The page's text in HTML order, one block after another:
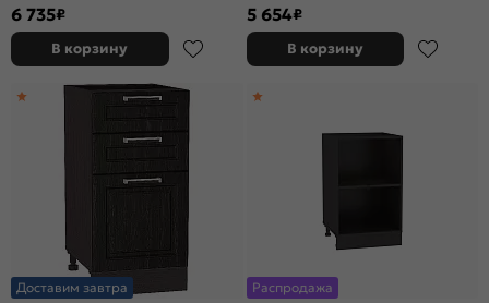
6 735₽
В корзину
5 654₽
В корзину
Доставим завтра
Распродажа